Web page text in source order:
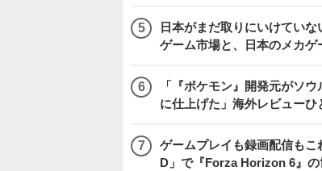
日本がまだ取りにいけてい
ゲーム市場と、日本のメカゲ
「『ポケモン』開発元がソ
に仕上げた」海外レビュー
ゲームプレイも録画配信も
D」で『Forza Horizon 6』の